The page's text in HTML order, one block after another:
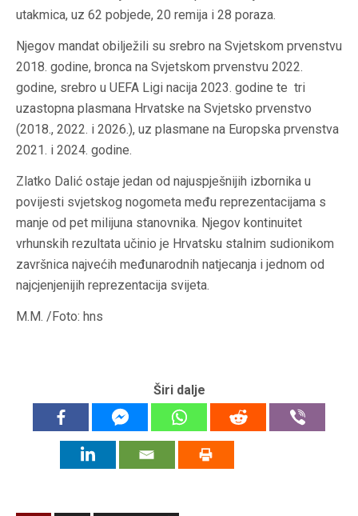
utakmica, uz 62 pobjede, 20 remija i 28 poraza.
Njegov mandat obilježili su srebro na Svjetskom prvenstvu
2018. godine, bronca na Svjetskom prvenstvu 2022.
godine, srebro u UEFA Ligi nacija 2023. godine te tri
uzastopna plasmana Hrvatske na Svjetsko prvenstvo
(2018., 2022. i 2026.), uz plasmane na Europska prvenstva
2021. i 2024. godine.
Zlatko Dalić ostaje jedan od najuspješnijih izbornika u
povijesti svjetskog nogometa među reprezentacijama s
manje od pet milijuna stanovnika. Njegov kontinuitet
vrhunskih rezultata učinio je Hrvatsku stalnim sudionikom
završnica najvećih međunarodnih natjecanja i jednom od
najcjenjenijih reprezentacija svijeta.
M.M. /Foto: hns
Širi dalje